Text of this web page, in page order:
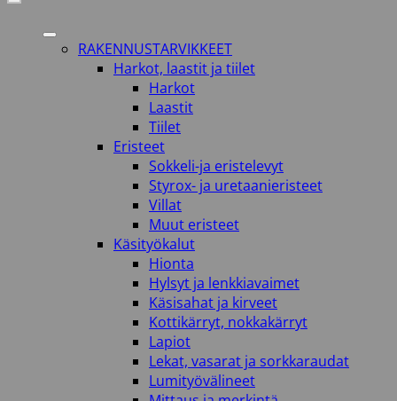
RAKENNUSTARVIKKEET
Harkot, laastit ja tiilet
Harkot
Laastit
Tiilet
Eristeet
Sokkeli-ja eristelevyt
Styrox- ja uretaanieristeet
Villat
Muut eristeet
Käsityökalut
Hionta
Hylsyt ja lenkkiavaimet
Käsisahat ja kirveet
Kottikärryt, nokkakärryt
Lapiot
Lekat, vasarat ja sorkkaraudat
Lumityövälineet